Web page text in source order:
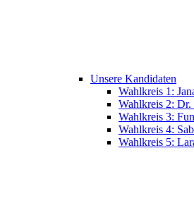
Unsere Kandidaten
Wahlkreis 1:
Wahlkreis 2:
Wahlkreis 3:
Wahlkreis 4:
Wahlkreis 5: